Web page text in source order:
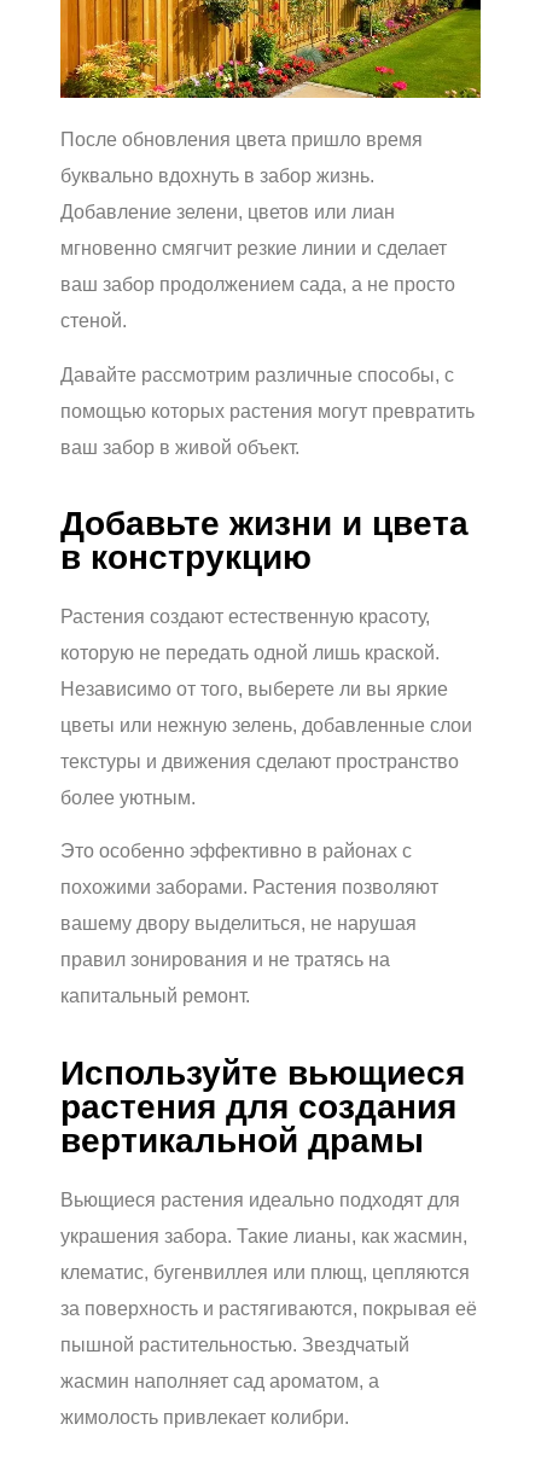
После обновления цвета пришло время
буквально вдохнуть в забор жизнь.
Добавление зелени, цветов или лиан
мгновенно смягчит резкие линии и сделает
ваш забор продолжением сада, а не просто
стеной.
Давайте рассмотрим различные способы, с
помощью которых растения могут превратить
ваш забор в живой объект.
Добавьте жизни и цвета
в конструкцию
Растения создают естественную красоту,
которую не передать одной лишь краской.
Независимо от того, выберете ли вы яркие
цветы или нежную зелень, добавленные слои
текстуры и движения сделают пространство
более уютным.
Это особенно эффективно в районах с
похожими заборами. Растения позволяют
вашему двору выделиться, не нарушая
правил зонирования и не тратясь на
капитальный ремонт.
Используйте вьющиеся
растения для создания
вертикальной драмы
Вьющиеся растения идеально подходят для
украшения забора. Такие лианы, как жасмин,
клематис, бугенвиллея или плющ, цепляются
за поверхность и растягиваются, покрывая её
пышной растительностью. Звездчатый
жасмин наполняет сад ароматом, а
жимолость привлекает колибри.